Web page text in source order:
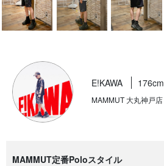
E!KAWA 176cm
MAMMUT 大丸神戸店
MAMMUT定番Poloスタイル